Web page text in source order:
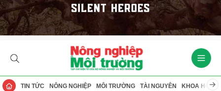
TIN TỨC NÔNG NGHIỆP MÔI TRƯỜNG TÀI NGUYÊN KHOA HỌC